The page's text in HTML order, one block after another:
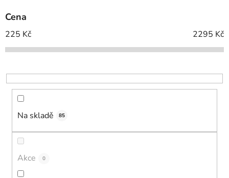
p
r
o
d
k
t
Cena
225 Kč 2295 Kč
Na skladě 85
Akce 0